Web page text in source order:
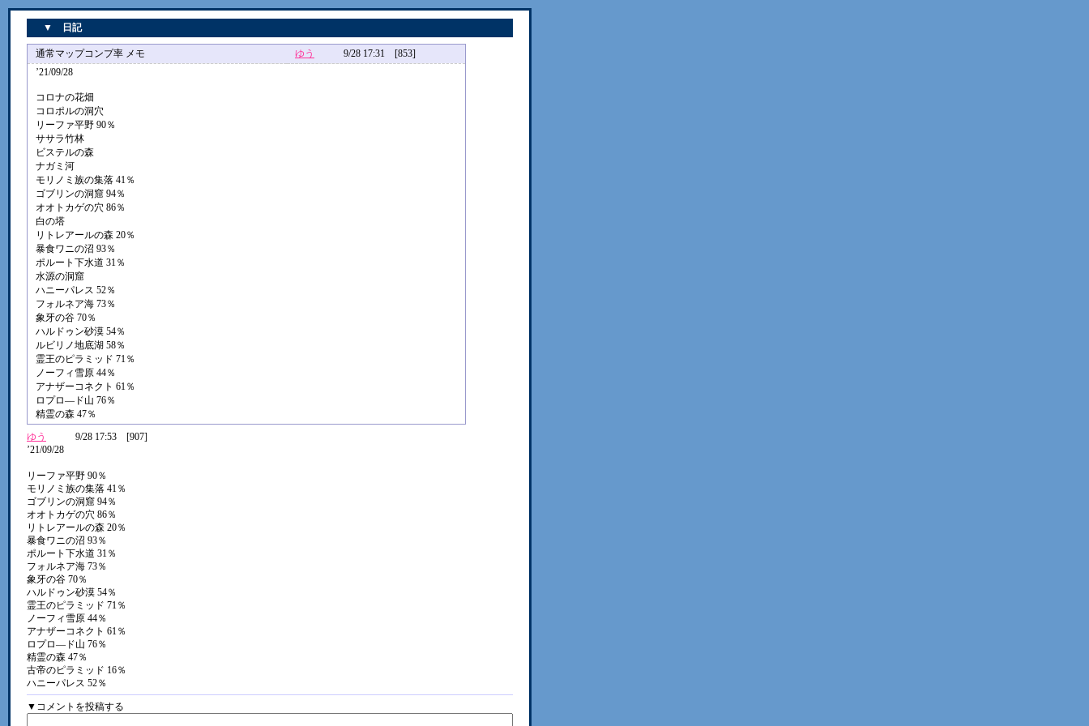
▼ 日記
通常マップコンプ率 メモ ゆう
9/28 17:31 [853]
’21/09/28
コロナの花畑
コロポルの洞穴
リーファ平野 90％
ササラ竹林
ビステルの森
ナガミ河
モリノミ族の集落 41％
ゴブリンの洞窟 94％
オオトカゲの穴 86％
白の塔
リトレアールの森 20％
暴食ワニの沼 93％
ポルート下水道 31％
水源の洞窟
ハニーパレス 52％
フォルネア海 73％
象牙の谷 70％
ハルドゥン砂漠 54％
ルビリノ地底湖 58％
霊王のピラミッド 71％
ノーフィ雪原 44％
アナザーコネクト 61％
ロプロ―ド山 76％
精霊の森 47％
ゆう
9/28 17:53 [907]
’21/09/28
リーファ平野 90％
モリノミ族の集落 41％
ゴブリンの洞窟 94％
オオトカゲの穴 86％
リトレアールの森 20％
暴食ワニの沼 93％
ポルート下水道 31％
フォルネア海 73％
象牙の谷 70％
ハルドゥン砂漠 54％
霊王のピラミッド 71％
ノーフィ雪原 44％
アナザーコネクト 61％
ロプロ―ド山 76％
精霊の森 47％
古帝のピラミッド 16％
ハニーパレス 52％
▼コメントを投稿する